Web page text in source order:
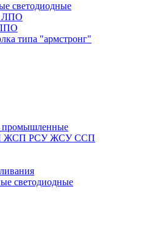
светодиодные
ЛПО
типа "армстронг"
промышленные
ЖСП РСУ ЖСУ ССП
светодиодные